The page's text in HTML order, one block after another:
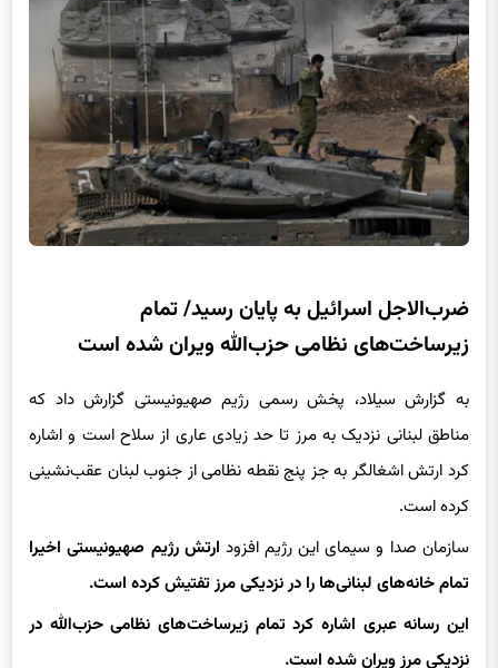
ضرب‌الاجل اسرائیل به پایان رسید/ تمام
به گزارش سیلاد، پخش رسمی رژیم صهیونیستی گزارش داد که
کرد ارتش اشغالگر به جز پنج نقطه نظامی از جنوب لبنان عقب‌نشینی
کرده است.
سازمان صدا و سیمای این رژیم افزودارتش رژیم صهیونیستی اخیرا
تمام خانه‌های لبنانی‌ها را در نزدیکی مرز تفتیش کرده است.
این رسانه عبری اشاره کرد تمام زیرساخت‌های نظامی حزب‌الله در
نزدیکی مرز ویران شده است.
قبل از پایان مهلت مقرر، یک مقام امنیتی لبنان به خبرگزاری فرانسه